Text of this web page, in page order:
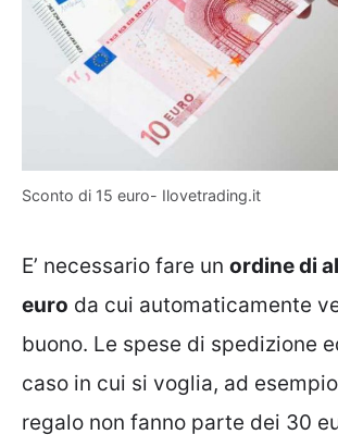
Sconto di 15 euro- Ilovetrading.it
E’ necessario fare un ordine di
euro da cui automaticamente
buono. Le spese di spedizione
caso in cui si voglia, ad
regalo non fanno parte dei 30